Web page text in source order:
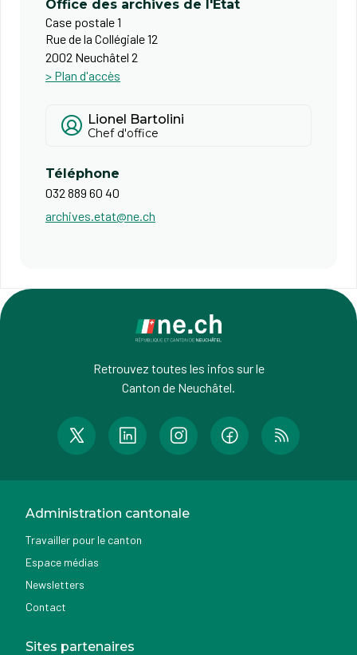
Office des archives de l'Etat
Case postale 1
Rue de la Collégiale 12
2002 Neuchâtel 2
> Plan d'accès
Lionel Bartolini
Chef d'office
Téléphone
032 889 60 40
archives.etat@ne.ch
Retrouvez toutes les infos sur le
Canton de Neuchâtel.
Administration cantonale
Travailler pour le canton
Espace médias
Newsletters
Contact
Sites partenaires